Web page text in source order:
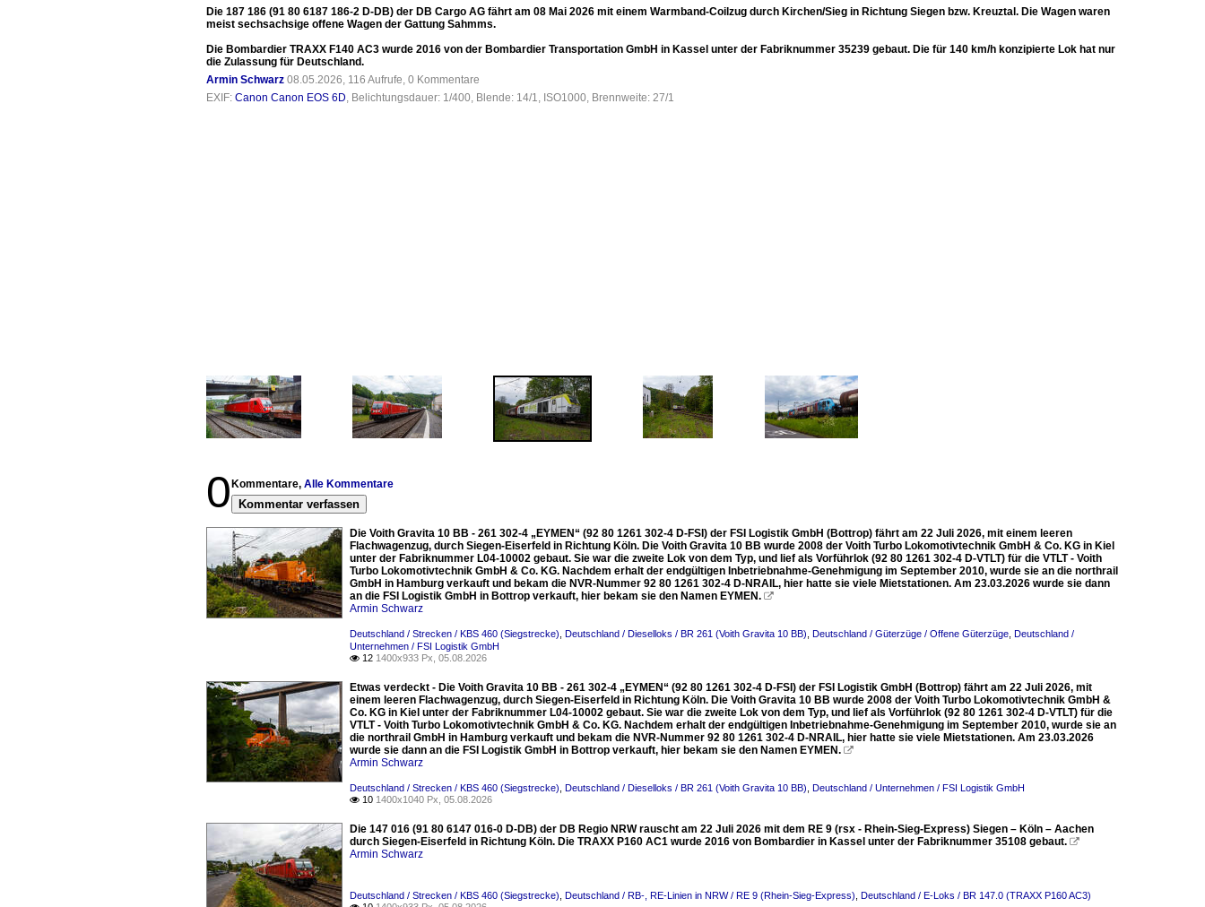
Die 187 186 (91 80 6187 186-2 D-DB) der DB Cargo AG fährt am 08 Mai 2026 mit einem Warmband-Coilzug durch Kirchen/Sieg in Richtung Siegen bzw. Kreuztal. Die Wagen waren
meist sechsachsige offene Wagen der Gattung Sahmms.
Die Bombardier TRAXX F140 AC3 wurde 2016 von der Bombardier Transportation GmbH in Kassel unter der Fabriknummer 35239 gebaut. Die für 140 km/h konzipierte Lok hat nur
die Zulassung für Deutschland.
Armin Schwarz 08.05.2026, 116 Aufrufe, 0 Kommentare
EXIF: Canon Canon EOS 6D, Belichtungsdauer: 1/400, Blende: 14/1, ISO1000, Brennweite: 27/1
0 Kommentare, Alle Kommentare
Kommentar verfassen
Die Voith Gravita 10 BB - 261 302-4 „EYMEN“ (92 80 1261 302-4 D-FSI) der FSI Logistik GmbH (Bottrop) fährt am 22 Juli 2026, mit einem leeren
Flachwagenzug, durch Siegen-Eiserfeld in Richtung Köln. Die Voith Gravita 10 BB wurde 2008 der Voith Turbo Lokomotivtechnik GmbH & Co. KG in Kiel
unter der Fabriknummer L04-10002 gebaut. Sie war die zweite Lok von dem Typ, und lief als Vorführlok (92 80 1261 302-4 D-VTLT) für die VTLT - Voith
Turbo Lokomotivtechnik GmbH & Co. KG. Nachdem erhalt der endgültigen Inbetriebnahme-Genehmigung im September 2010, wurde sie an die northrail
GmbH in Hamburg verkauft und bekam die NVR-Nummer 92 80 1261 302-4 D-NRAIL, hier hatte sie viele Mietstationen. Am 23.03.2026 wurde sie dann
an die FSI Logistik GmbH in Bottrop verkauft, hier bekam sie den Namen EYMEN. 
Armin Schwarz
Deutschland / Strecken / KBS 460 (Siegstrecke) Deutschland / Dieselloks / BR 261 (Voith Gravita 10 BB) Deutschland / Güterzüge / Offene Güterzüge Deutschland /
Unternehmen / FSI Logistik GmbH
 12 1400x933 Px, 05.08.2026
Etwas verdeckt - Die Voith Gravita 10 BB - 261 302-4 „EYMEN“ (92 80 1261 302-4 D-FSI) der FSI Logistik GmbH (Bottrop) fährt am 22 Juli 2026, mit
einem leeren Flachwagenzug, durch Siegen-Eiserfeld in Richtung Köln. Die Voith Gravita 10 BB wurde 2008 der Voith Turbo Lokomotivtechnik GmbH &
Co. KG in Kiel unter der Fabriknummer L04-10002 gebaut. Sie war die zweite Lok von dem Typ, und lief als Vorführlok (92 80 1261 302-4 D-VTLT) für die
VTLT - Voith Turbo Lokomotivtechnik GmbH & Co. KG. Nachdem erhalt der endgültigen Inbetriebnahme-Genehmigung im September 2010, wurde sie an
die northrail GmbH in Hamburg verkauft und bekam die NVR-Nummer 92 80 1261 302-4 D-NRAIL, hier hatte sie viele Mietstationen. Am 23.03.2026
wurde sie dann an die FSI Logistik GmbH in Bottrop verkauft, hier bekam sie den Namen EYMEN. 
Armin Schwarz
Deutschland / Strecken / KBS 460 (Siegstrecke) Deutschland / Dieselloks / BR 261 (Voith Gravita 10 BB) Deutschland / Unternehmen / FSI Logistik GmbH
 10 1400x1040 Px, 05.08.2026
Die 147 016 (91 80 6147 016-0 D-DB) der DB Regio NRW rauscht am 22 Juli 2026 mit dem RE 9 (rsx - Rhein-Sieg-Express) Siegen – Köln – Aachen
durch Siegen-Eiserfeld in Richtung Köln. Die TRAXX P160 AC1 wurde 2016 von Bombardier in Kassel unter der Fabriknummer 35108 gebaut. 
Armin Schwarz
Deutschland / Strecken / KBS 460 (Siegstrecke) Deutschland / RB-, RE-Linien in NRW / RE 9 (Rhein-Sieg-Express) Deutschland / E-Loks / BR 147.0 (TRAXX P160 AC3)